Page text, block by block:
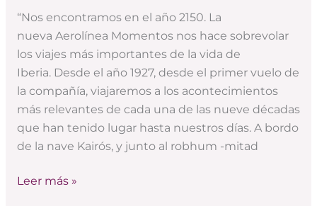
“Nos encontramos en el año 2150. La
nueva Aerolínea Momentos nos hace sobrevolar
los viajes más importantes de la vida de
Iberia. Desde el año 1927, desde el primer vuelo de
la compañía, viajaremos a los acontecimientos
más relevantes de cada una de las nueve décadas
que han tenido lugar hasta nuestros días. A bordo
de la nave Kairós, y junto al robhum -mitad
formato
podcast
creado
por
Iberia
Leer más »